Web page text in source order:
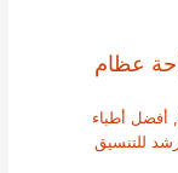
عظام
, أفضل أطباء
للتنسيق